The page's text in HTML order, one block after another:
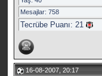
Mesajlar: 758
Tecrübe Puanı:21
16-08-2007, 20:17